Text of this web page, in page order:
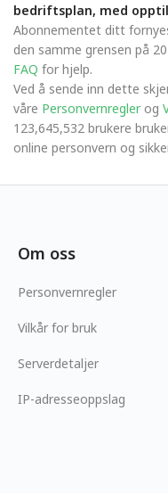
bedriftsplan, med
Abonnementet ditt
den samme grensen på
FAQ for hjelp.
Ved å sende inn dette
våre Personvernregler og
123,645,532 brukere
online personvern og
Om oss
Personvernregler
Vilkår for bruk
Serverdetaljer
IP-adresseoppslag